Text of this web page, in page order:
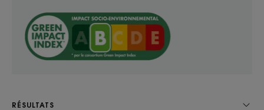
- Assainit : libère de l’excès de sébum et purifie le
cuir chevelu dès la première application.
RÉSULTATS